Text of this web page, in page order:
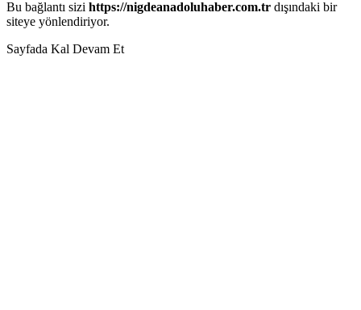
Bu bağlantı sizi https://nigdeanadoluhaber.com.tr dışındaki bir
siteye yönlendiriyor.
Sayfada Kal Devam Et